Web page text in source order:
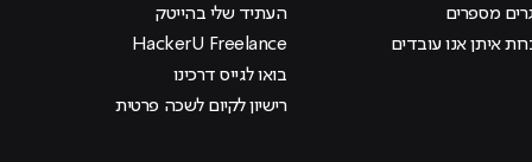
מספרים
איתן אנו עובדים
העתיד שלי בהייטק
HackerU Freelance
בואו לגייס דרכינו
רישיון לקיום לשכה פרטית